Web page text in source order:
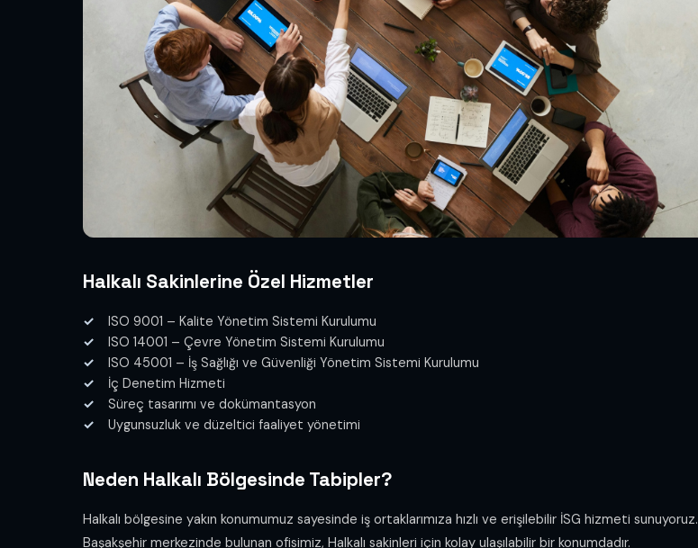
Halkalı Sakinlerine Özel Hizmetler
ISO 9001 – Kalite Yönetim Sistemi Kurulumu
ISO 14001 – Çevre Yönetim Sistemi Kurulumu
ISO 45001 – İş Sağlığı ve Güvenliği Yönetim Sistemi Kurulumu
İç Denetim Hizmeti
Süreç tasarımı ve dokümantasyon
Uygunsuzluk ve düzeltici faaliyet yönetimi
Neden Halkalı Bölgesinde Tabipler?
Halkalı bölgesine yakın konumumuz sayesinde iş ortaklarımıza hızlı ve erişilebilir İSG hizmeti sunuyoruz.
Başakşehir merkezinde bulunan ofisimiz, Halkalı sakinleri için kolay ulaşılabilir bir konumdadır.